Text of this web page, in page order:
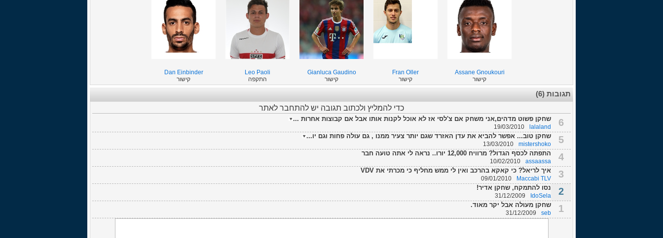
Assane Gnoukouri
קישור
Fran Oller
קישור
Gianluca Gaudino
קישור
Leo Paoli
התקפה
Dan Einbinder
קישור
תגובות (6)
כדי להמליץ ולכתוב תגובה יש להתחבר לאתר
6 שחקן פשוט מדהים,אני משחק אם צ'לסי אז לא אוכל לקנות אותו אבל אם קבוצות אחרות ...
lalaland
19/03/2010
5 שחקן טוב... אפשר להביא את עדן האזרד שגם יותר צעיר ממנו , גם עולה פחות וגם יו...
mistershoko
13/03/2010
4 התפתה לכסף הגדול? מרוויח 12,000 יורו.. נראה לי אתה טועה חבר
assaassa
10/02/2010
3 איך לריאל? כי קאקא בהרכב ואין לי ממש מחליף כי מכרתי את VDV
Maccabi TLV
09/01/2010
2 נסו להתמקח, שחקן אדיר!
IdoSela
31/12/2009
1 שחקן מעולה אבל יקר מאוד.
seb
31/12/2009